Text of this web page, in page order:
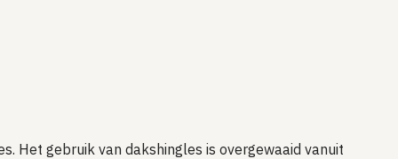
Het gebruik van dakshingles is overgewaaid vanuit